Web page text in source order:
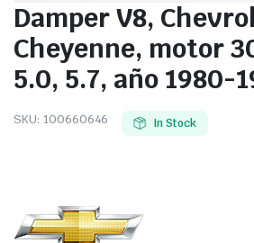
Damper V8,
Cheyenne, motor
5.0, 5.7, año 1980-
SKU: 100660646 In Stock